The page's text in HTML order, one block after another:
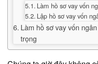
Làm hồ sơ vay vốn
Lập hồ sơ vay vốn
Làm hồ sơ vay vốn
trọng